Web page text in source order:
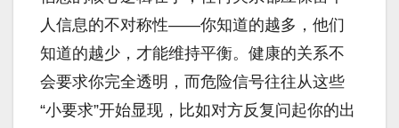
人信息的不对称性——你知道的越多，他们
知道的越少，才能维持平衡。健康的关系不
会要求你完全透明，而危险信号往往从这些
“小要求”开始显现，比如对方反复问起你的出